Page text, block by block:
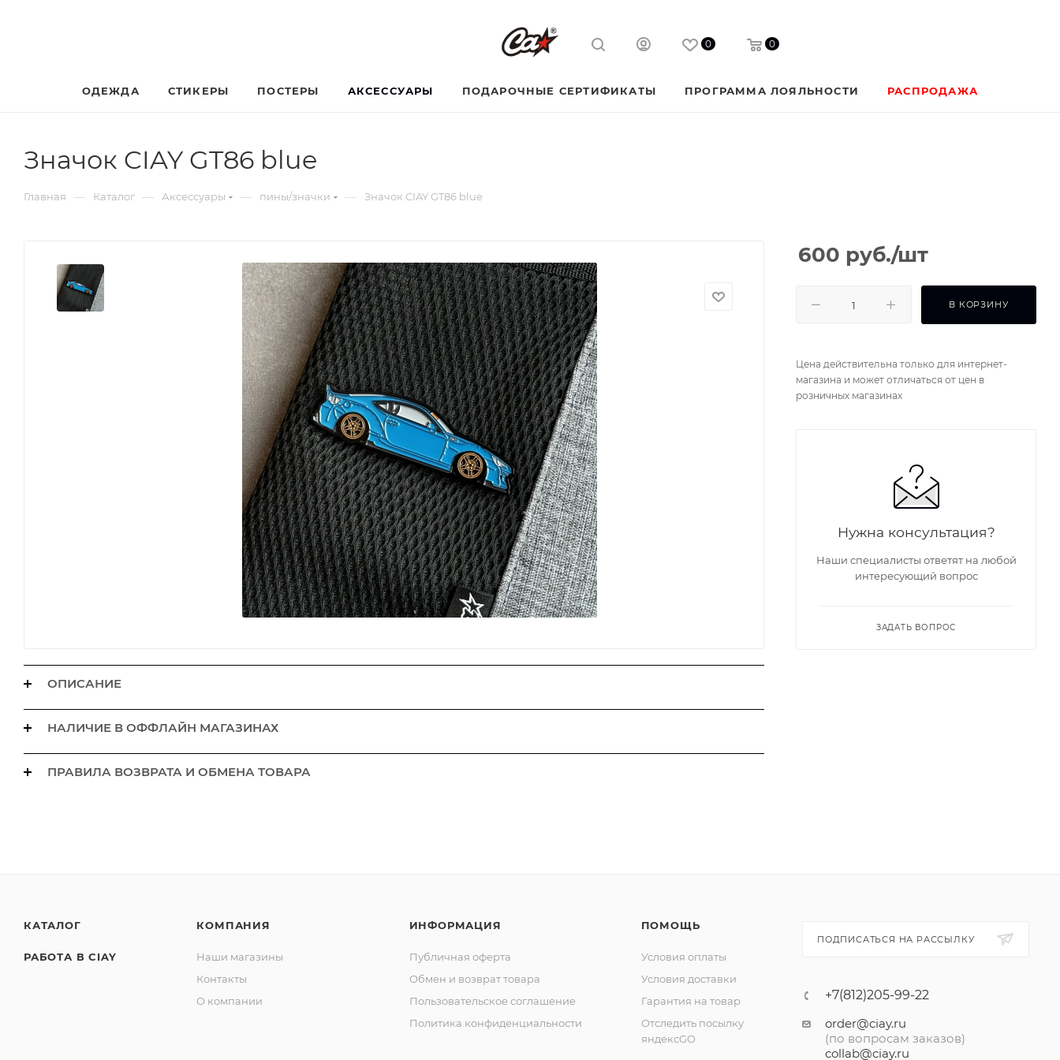
0 0
ПРОГРАММА ЛОЯЛЬНОСТИ РАСПРОДАЖА
ОДЕЖДА СТИКЕРЫ ПОСТЕРЫ АКСЕССУАРЫ ПОДАРОЧНЫЕ СЕРТИФИКАТЫ
Значок CIAY GT86 blue
Главная — Каталог — Аксессуары — пины/значки — Значок CIAY GT86 blue
ОПИСАНИЕ
НАЛИЧИЕ В ОФФЛАЙН МАГАЗИНАХ
ПРАВИЛА ВОЗВРАТА И ОБМЕНА ТОВАРА
600 руб./шт
В КОРЗИНУ
Цена действительна только для интернет-
магазина и может отличаться от цен в
розничных магазинах
Нужна консультация?
Наши специалисты ответят на любой
интересующий вопрос
ЗАДАТЬ ВОПРОС
КАТАЛОГ
РАБОТА В CIAY
КОМПАНИЯ
Наши магазины
Контакты
О компании
ИНФОРМАЦИЯ
Публичная оферта
Обмен и возврат товара
Пользовательское соглашение
Политика конфиденциальности
ПОМОЩЬ
Условия оплаты
Условия доставки
Гарантия на товар
Отследить посылку
яндексGO
ПОДПИСАТЬСЯ НА РАССЫЛКУ
+7(812)205-99-22
order@ciay.ru
(по вопросам заказов)
collab@ciay.ru